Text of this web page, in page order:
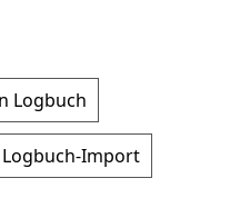
Logbuch
Logbuch-Import